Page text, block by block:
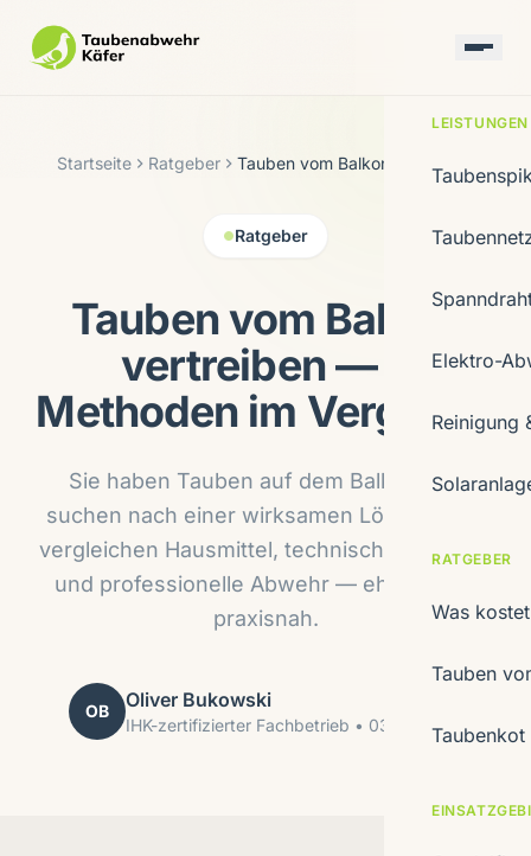
LEISTUNGEN
Elektro-
Reinigung
RATGEBER
Was
Tauben
Startseite Ratgeber Tauben vom Balkon vertreiben
Ratgeber
Tauben vom Balkon
vertreiben — 7
Methoden im Vergleich
Sie haben Tauben auf dem Balkon und
suchen nach einer wirksamen Lösung? Wir
vergleichen Hausmittel, technische Systeme
und professionelle Abwehr — ehrlich und
praxisnah.
OB Oliver Bukowski
IHK-zertifizierter Fachbetrieb • 03.04.2026